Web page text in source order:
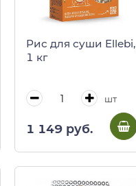
Рис для суши Ellebi,
1 кг
шт
1 149 руб.